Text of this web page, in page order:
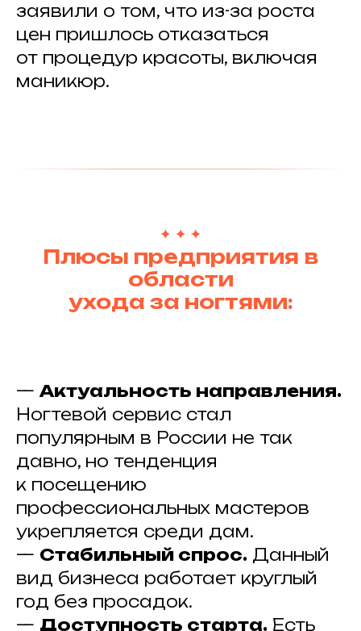
заявили о том, что из-за роста
цен пришлось отказаться
от процедур красоты, включая
маникюр.
Плюсы предприятия в
области
ухода за ногтями:
—Актуальность направления.
Ногтевой сервис стал
популярным в России не так
давно, но тенденция
к посещению
профессиональных мастеров
укрепляется среди дам.
— Стабильный спрос. Данный
вид бизнеса работает круглый
год без просадок.
— Доступность старта. Есть